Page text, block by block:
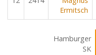
Ermitsch
Hamburger
SK